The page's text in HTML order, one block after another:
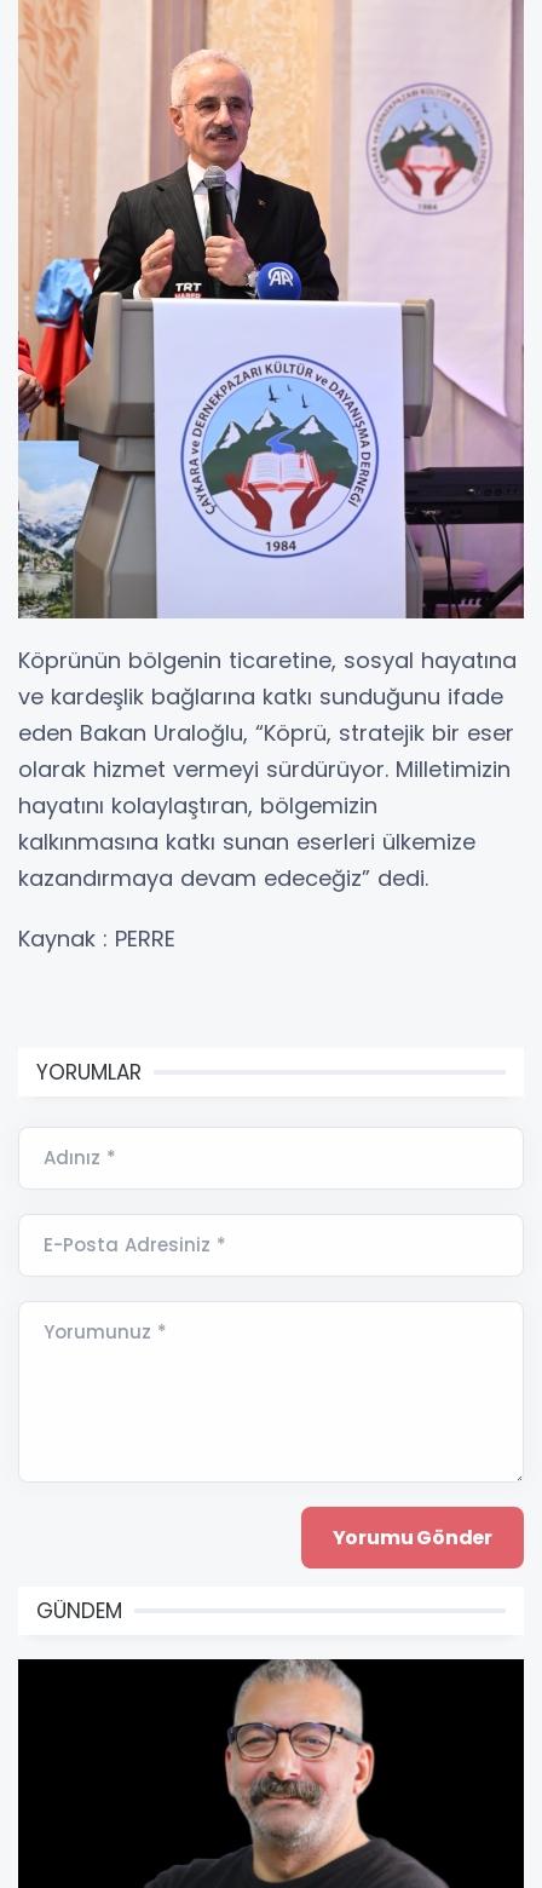
Köprünün bölgenin ticaretine, sosyal hayatına
ve kardeşlik bağlarına katkı sunduğunu ifade
eden Bakan Uraloğlu, “Köprü, stratejik bir eser
olarak hizmet vermeyi sürdürüyor. Milletimizin
hayatını kolaylaştıran, bölgemizin
kalkınmasına katkı sunan eserleri ülkemize
kazandırmaya devam edeceğiz” dedi.
Kaynak : PERRE
YORUMLAR
Adınız *
E-Posta Adresiniz *
Yorumunuz *
GÜNDEM